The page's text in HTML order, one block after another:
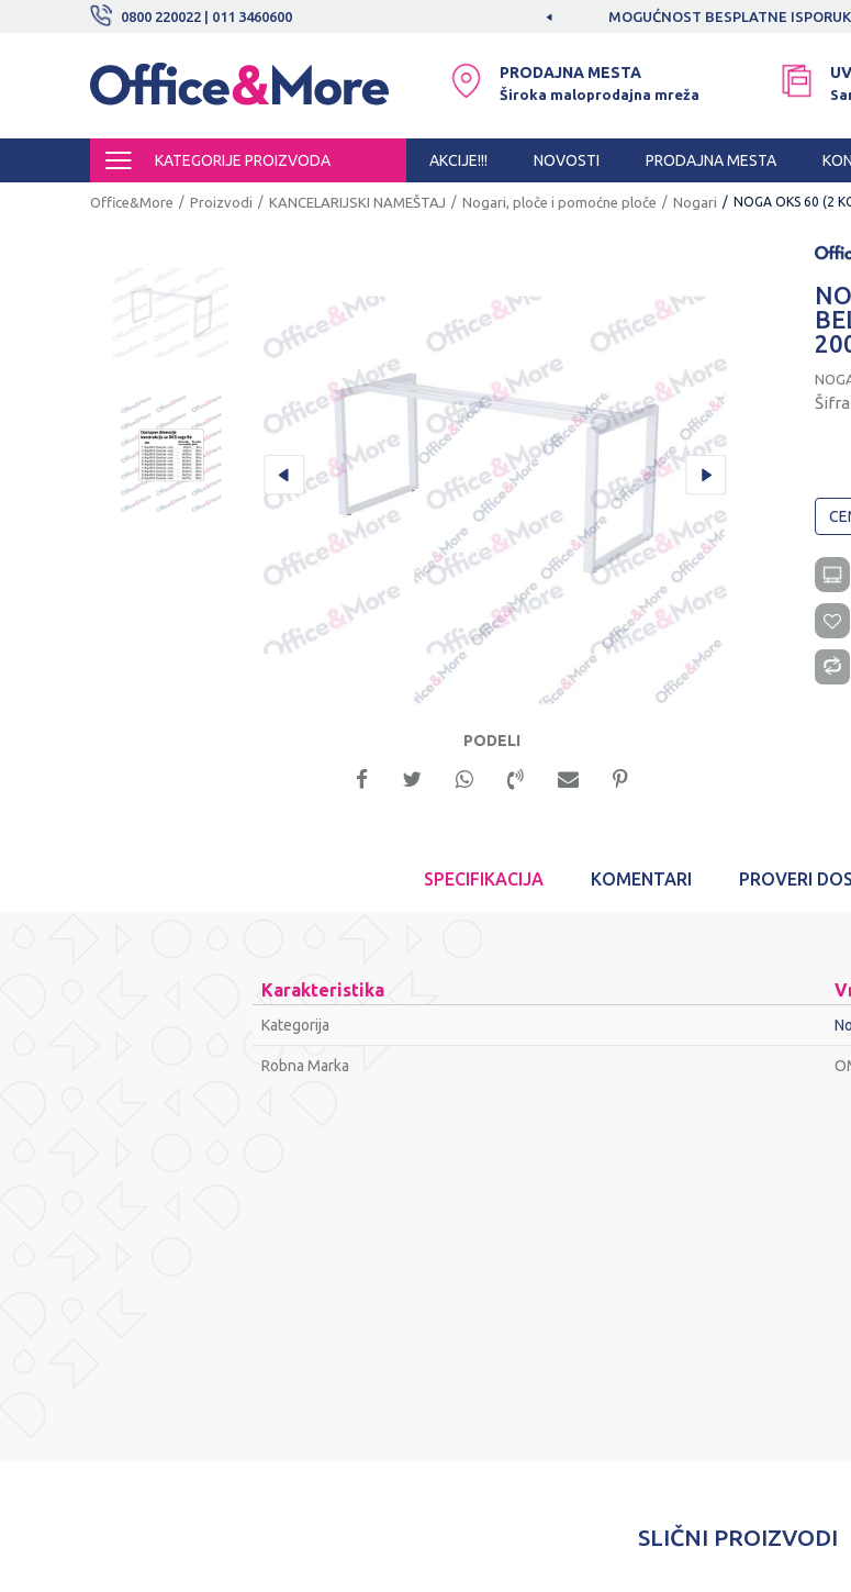
0800 220022 | 011 3460600
ISPORUKE! SIGURNO PLAĆANJE PLATNIM KARTICAMA! MOGUĆNOST BESPLATNE
PRODAJNA MESTA
Široka maloprodajna mreža
KATEGORIJE PROIZVODA AKCIJE!!! NOVOSTI PRODAJNA MESTA
Office&More Proizvodi KANCELARIJSKI NAMEŠTAJ Nogari, ploče i pomoćne ploče Nogari NOGA OKS 60 (2
PODELI
SPECIFIKACIJA KOMENTARI PROVERI
Karakteristika
Kategorija
Robna Marka
SLIČNI PROIZVODI